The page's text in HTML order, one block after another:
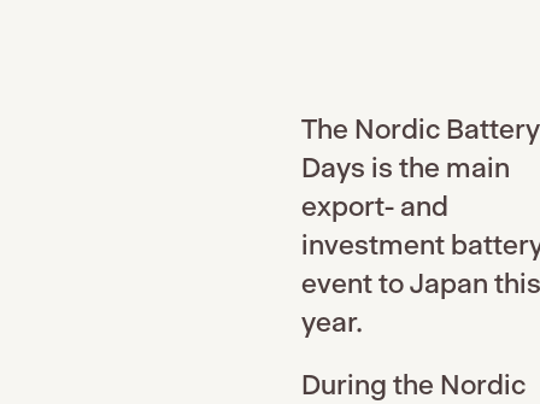
The Nordic Battery
Days is the main
export- and
investment
event to Japan
year.
During the Nordic